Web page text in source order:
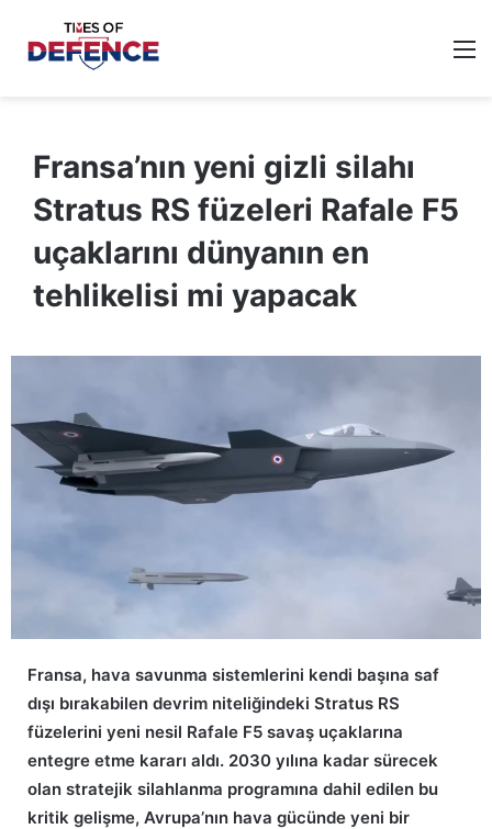
Fransa’nın yeni gizli silahı
Stratus RS füzeleri Rafale F5
uçaklarını dünyanın en
tehlikelisi mi yapacak
Fransa, hava savunma sistemlerini kendi başına saf
dışı bırakabilen devrim niteliğindeki Stratus RS
füzelerini yeni nesil Rafale F5 savaş uçaklarına
entegre etme kararı aldı. 2030 yılına kadar sürecek
olan stratejik silahlanma programına dahil edilen bu
kritik gelişme, Avrupa’nın hava gücünde yeni bir